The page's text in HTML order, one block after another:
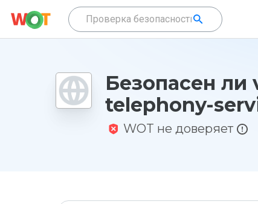
Безопасен ли
telephony-
WOT не доверяет